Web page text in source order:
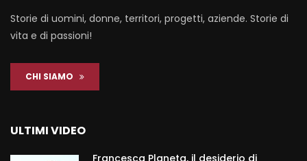
Storie di uomini, donne, territori, progetti, aziende. Storie di
vita e di passioni!
CHI SIAMO
ULTIMI VIDEO
Francesca Planeta, il desiderio di